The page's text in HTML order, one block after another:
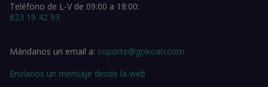
Teléfono de L-V de 09:00 a 18:00:
623 19 42 93
Mándanos un email a: soporte@gokoan.com
Envíanos un mensaje desde la web